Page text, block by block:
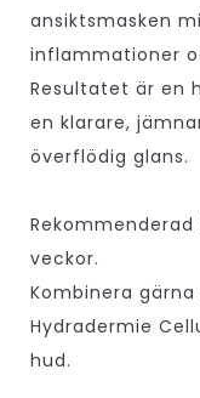
ansiktsmasken
inflammationer
Resultatet är en
en klarare,
överflödig glans.
veckor.
Kombinera
Hydradermie
hud.